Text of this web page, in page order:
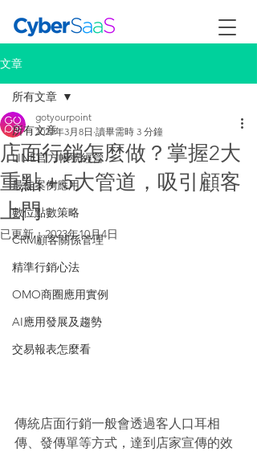
文章
所有文章
LINE官方帳號經營
最佳案例應用
數位點數策略
CRM顧客關係管理
精準行銷心法
OMO商圈應用實例
AI應用發展及趨勢
交易報表怎麼看
所有文章
店面行銷怎麼做？掌握2大
重點＋5大管道，吸引顧客
上門
gotyourpoint
2021年3月8日 讀畢需時 3 分鐘
已更新：2023年10月4日
傳統店面行銷一般會透過客人口耳相
傳、發傳單等方式，達到店家宣傳的效